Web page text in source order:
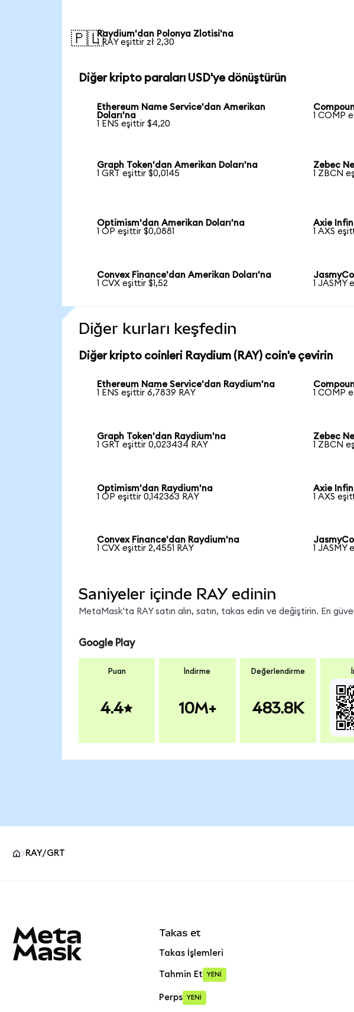
🇵🇱Raydium'dan Polonya Zlotisi'na
1 RAY eşittir zł 2,30
Diğer kripto paraları USD'ye dönüştürün
Ethereum Name Service'dan Amerikan
Doları'na
1 ENS eşittir $4,20
1 COMP
Graph Token'dan Amerikan Doları'na
1 GRT eşittir $0,0145
Zebec
1 ZBCN
Optimism'dan Amerikan Doları'na
1 OP eşittir $0,0881
Axie
1 AXS
Convex Finance'dan Amerikan Doları'na
1 CVX eşittir $1,52
1 JASMY
Diğer kurları keşfedin
Diğer kripto coinleri Raydium (RAY) coin'e çevirin
Ethereum Name Service'dan Raydium'na
1 ENS eşittir 6,7839 RAY
1 COMP
Graph Token'dan Raydium'na
1 GRT eşittir 0,023434 RAY
Zebec
1 ZBCN
Optimism'dan Raydium'na
1 OP eşittir 0,142363 RAY
Axie
1 AXS
Convex Finance'dan Raydium'na
1 CVX eşittir 2,4551 RAY
1 JASMY
Saniyeler içinde RAY edinin
MetaMask'ta RAY satın alın, satın, takas edin ve değiştirin. En
Google Play
Puan
4.4
İndirme
10M+
Değerlendirme
483.8K
RAY/GRT
Takas et
Takas İşlemleri
Tahmin Et YENİ
Perps YENİ